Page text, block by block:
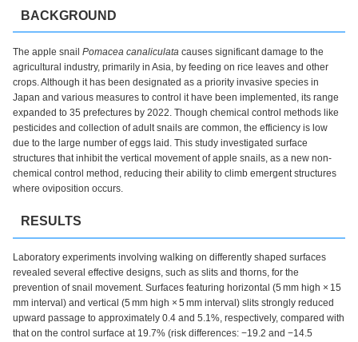
BACKGROUND
The apple snail Pomacea canaliculata causes significant damage to the
agricultural industry, primarily in Asia, by feeding on rice leaves and other
crops. Although it has been designated as a priority invasive species in
Japan and various measures to control it have been implemented, its range
expanded to 35 prefectures by 2022. Though chemical control methods like
pesticides and collection of adult snails are common, the efficiency is low
due to the large number of eggs laid. This study investigated surface
structures that inhibit the vertical movement of apple snails, as a new non-
chemical control method, reducing their ability to climb emergent structures
where oviposition occurs.
RESULTS
Laboratory experiments involving walking on differently shaped surfaces
revealed several effective designs, such as slits and thorns, for the
prevention of snail movement. Surfaces featuring horizontal (5 mm high × 15
mm interval) and vertical (5 mm high × 5 mm interval) slits strongly reduced
upward passage to approximately 0.4 and 5.1%, respectively, compared with
that on the control surface at 19.7% (risk differences: −19.2 and −14.5